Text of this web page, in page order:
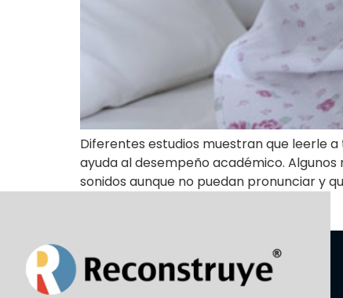
Diferentes estudios muestran que leerle
ayuda al desempeño académico.
sonidos aunque no puedan pronunciar y